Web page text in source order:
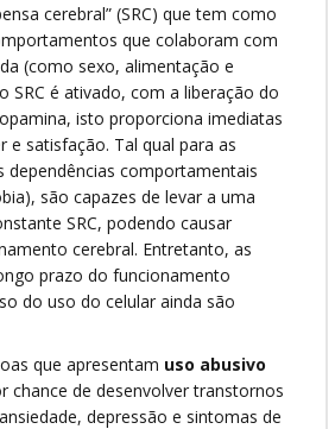
cerebral” (SRC) que tem como
que colaboram com
(como sexo, alimentação e
SRC é ativado, com a liberação do
isto proporciona imediatas
e satisfação. Tal qual para as
dependências comportamentais
são capazes de levar a uma
SRC, podendo causar
cerebral. Entretanto, as
prazo do funcionamento
do uso do celular ainda são
que apresentam uso abusivo
chance de desenvolver transtornos
depressão e sintomas de